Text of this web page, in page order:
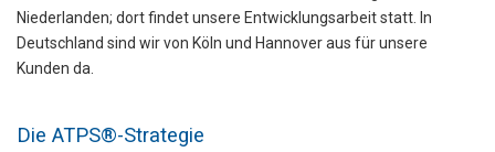
Niederlanden; dort findet unsere Entwicklungsarbeit statt. In
Deutschland sind wir von Köln und Hannover aus für unsere
Kunden da.
Die ATPS®-Strategie